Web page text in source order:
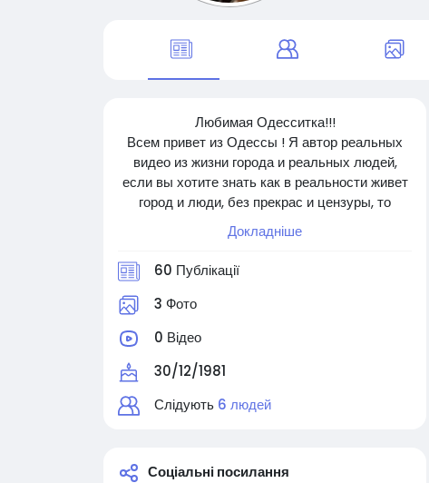
Любимая Одесситка!!!
Всем привет из Одессы ! Я автор реальных
видео из жизни города и реальных людей,
если вы хотите знать как в реальности живет
город и люди, без прекрас и цензуры, то
милости прошу ко мне . Всем рада, всех жду .
Докладніше
60 Публікації
3 Фото
0 Відео
30/12/1981
Слідують 6 людей
Соціальні посилання